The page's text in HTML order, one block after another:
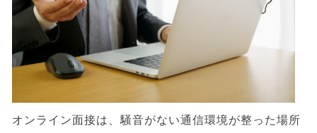
オンライン面接は、騒音がない通信環境が整った場所